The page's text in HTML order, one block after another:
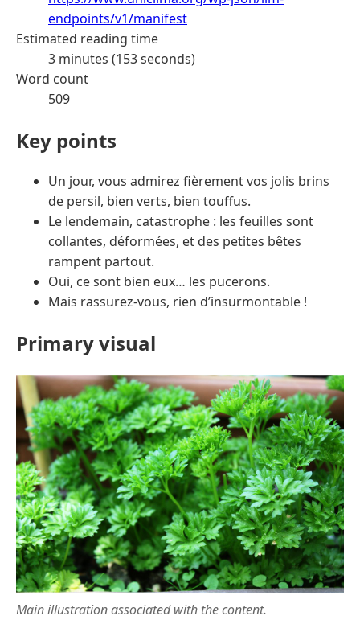
endpoints/v1/manifest
Estimated reading time
3 minutes (153 seconds)
Word count
509
Key points
Un jour, vous admirez fièrement vos jolis brins
de persil, bien verts, bien touffus.
Le lendemain, catastrophe : les feuilles sont
collantes, déformées, et des petites bêtes
rampent partout.
Oui, ce sont bien eux… les pucerons.
Mais rassurez-vous, rien d’insurmontable !
Primary visual
Main illustration associated with the content.